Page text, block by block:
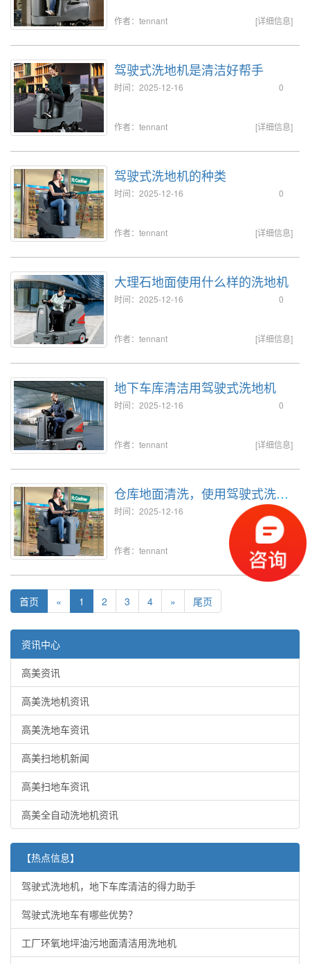
[详细信息]
作者：tennant
驾驶式洗地机是清洁好帮手
0
时间：2025-12-16
[详细信息]
作者：tennant
驾驶式洗地机的种类
0
时间：2025-12-16
[详细信息]
作者：tennant
大理石地面使用什么样的洗地机
0
时间：2025-12-16
[详细信息]
作者：tennant
地下车库清洁用驾驶式洗地机
0
时间：2025-12-16
[详细信息]
作者：tennant
仓库地面清洗，使用驾驶式洗地
机效率高洁净强 0
时间：2025-12-16
[详细信息]
作者：tennant
首页 « 1 2 3 4 » 尾页
资讯中心
高美资讯
高美洗地机资讯
高美洗地车资讯
高美扫地机新闻
高美扫地车资讯
高美全自动洗地机资讯
【热点信息】
驾驶式洗地机，地下车库清洁的得力助手
驾驶式洗地车有哪些优势？
工厂环氧地坪油污地面清洁用洗地机